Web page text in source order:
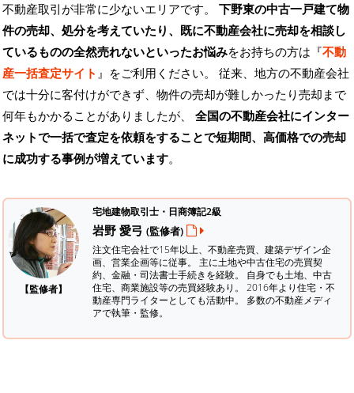
不動産取引が非常に少ないエリアです。 下野東の中古一戸建て物
件の売却、処分を考えていたり、既に不動産会社に売却を相談し
ているものの全然売れないといったお悩みをお持ちの方は『不動
産一括査定サイト 』をご利用ください。 従来、地方の不動産会社
では十分に客付けができず、物件の売却が難しかったり売却まで
何年もかかることがありましたが、 全国の不動産会社にインター
ネットで一括で査定を依頼をすることで短期間、高価格での売却
に成功する事例が増えています。
【監修者】
宅地建物取引士・日商簿記2級
岩野 愛弓 (監修者)
注文住宅会社で15年以上、不動産売買、建築デザイン企
画、営業企画等に従事。 主に土地や中古住宅の売買契
約、金融・司法書士手続きを経験。 自身でも土地、中古
住宅、商業施設等の売買経験あり。 2016年より住宅・不
動産専門ライターとしても活動中。 多数の不動産メディ
アで執筆・監修。